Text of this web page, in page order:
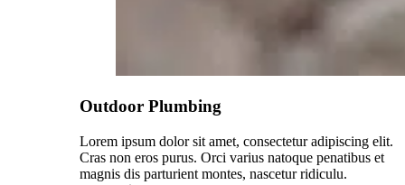
Outdoor Plumbing
Lorem ipsum dolor sit amet, consectetur adipiscing elit.
Cras non eros purus. Orci varius natoque penatibus et
magnis dis parturient montes, nascetur ridiculu.